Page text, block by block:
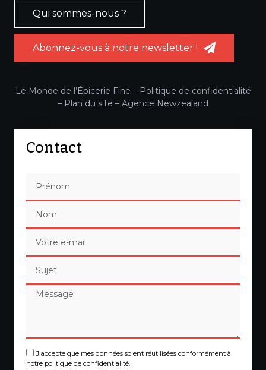
Qui sommes-nous ?
Abonnez-vous à notre newsletter !
Le Monde de l’Épicerie Fine – Politique de confidentialité
– Plan du site – Agence Newzealand
Contact
J'accepte que mes données soient réutilisées conformément à
notre politique de confidentialité.